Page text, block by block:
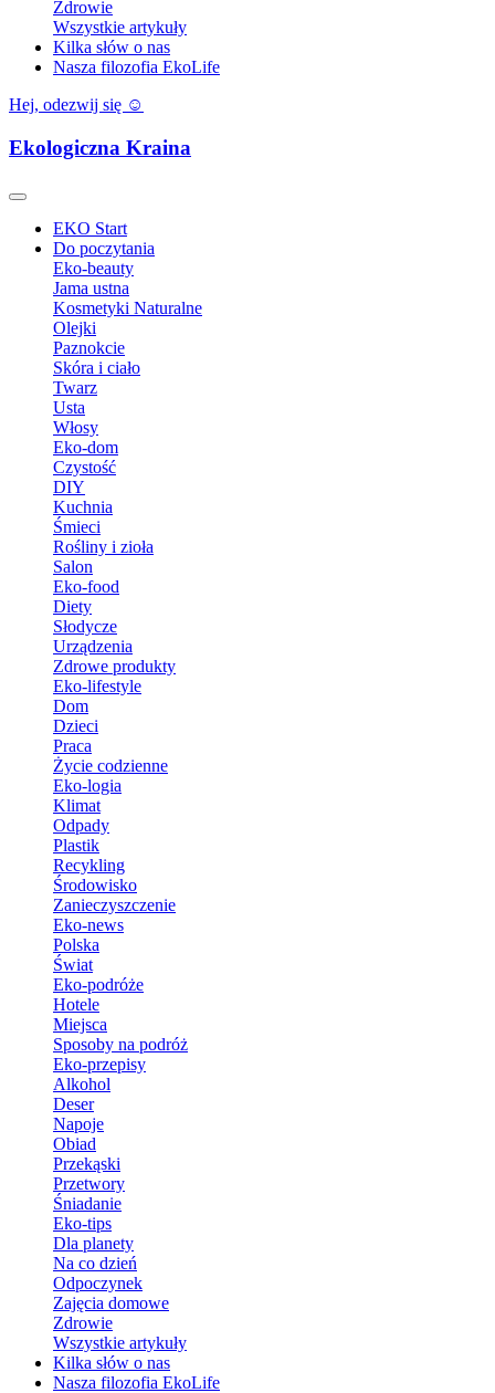
Zdrowie
Wszystkie artykuły
Kilka słów o nas
Nasza filozofia EkoLife
Hej, odezwij się ☺️
Ekologiczna Kraina
EKO Start
Do poczytania
Eko-beauty
Jama ustna
Kosmetyki Naturalne
Olejki
Paznokcie
Skóra i ciało
Twarz
Usta
Włosy
Eko-dom
Czystość
DIY
Kuchnia
Śmieci
Rośliny i zioła
Salon
Eko-food
Diety
Słodycze
Urządzenia
Zdrowe produkty
Eko-lifestyle
Dom
Dzieci
Praca
Życie codzienne
Eko-logia
Klimat
Odpady
Plastik
Recykling
Środowisko
Zanieczyszczenie
Eko-news
Polska
Świat
Eko-podróże
Hotele
Miejsca
Sposoby na podróż
Eko-przepisy
Alkohol
Deser
Napoje
Obiad
Przekąski
Przetwory
Śniadanie
Eko-tips
Dla planety
Na co dzień
Odpoczynek
Zajęcia domowe
Zdrowie
Wszystkie artykuły
Kilka słów o nas
Nasza filozofia EkoLife